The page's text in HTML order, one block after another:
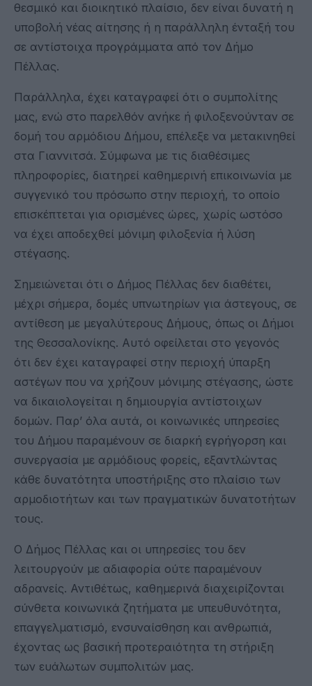
θεσμικό και διοικητικό πλαίσιο, δεν είναι δυνατή η
υποβολή νέας αίτησης ή η παράλληλη ένταξή του
σε αντίστοιχα προγράμματα από τον Δήμο
Πέλλας.
Παράλληλα, έχει καταγραφεί ότι ο συμπολίτης
μας, ενώ στο παρελθόν ανήκε ή φιλοξενούνταν σε
δομή του αρμόδιου Δήμου, επέλεξε να μετακινηθεί
στα Γιαννιτσά. Σύμφωνα με τις διαθέσιμες
πληροφορίες, διατηρεί καθημερινή επικοινωνία με
συγγενικό του πρόσωπο στην περιοχή, το οποίο
επισκέπτεται για ορισμένες ώρες, χωρίς ωστόσο
να έχει αποδεχθεί μόνιμη φιλοξενία ή λύση
στέγασης.
Σημειώνεται ότι ο Δήμος Πέλλας δεν διαθέτει,
μέχρι σήμερα, δομές υπνωτηρίων για άστεγους, σε
αντίθεση με μεγαλύτερους Δήμους, όπως οι Δήμοι
της Θεσσαλονίκης. Αυτό οφείλεται στο γεγονός
ότι δεν έχει καταγραφεί στην περιοχή ύπαρξη
αστέγων που να χρήζουν μόνιμης στέγασης, ώστε
να δικαιολογείται η δημιουργία αντίστοιχων
δομών. Παρ’ όλα αυτά, οι κοινωνικές υπηρεσίες
του Δήμου παραμένουν σε διαρκή εγρήγορση και
συνεργασία με αρμόδιους φορείς, εξαντλώντας
κάθε δυνατότητα υποστήριξης στο πλαίσιο των
αρμοδιοτήτων και των πραγματικών δυνατοτήτων
τους.
Ο Δήμος Πέλλας και οι υπηρεσίες του δεν
λειτουργούν με αδιαφορία ούτε παραμένουν
αδρανείς. Αντιθέτως, καθημερινά διαχειρίζονται
σύνθετα κοινωνικά ζητήματα με υπευθυνότητα,
επαγγελματισμό, ενσυναίσθηση και ανθρωπιά,
έχοντας ως βασική προτεραιότητα τη στήριξη
των ευάλωτων συμπολιτών μας.